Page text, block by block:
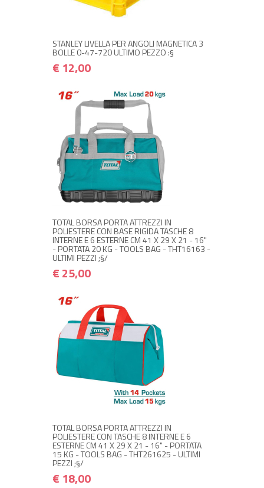
STANLEY LIVELLA PER ANGOLI MAGNETICA 3
BOLLE 0-47-720 ULTIMO PEZZO :§
€ 12,00
TOTAL BORSA PORTA ATTREZZI IN
POLIESTERE CON BASE RIGIDA TASCHE 8
INTERNE E 6 ESTERNE CM 41 X 29 X 21 - 16"
- PORTATA 20 KG - TOOLS BAG - THT16163 -
ULTIMI PEZZI ;§/
€ 25,00
+ ACQUISTA
TOTAL BORSA PORTA ATTREZZI IN
POLIESTERE CON TASCHE 8 INTERNE E 6
ESTERNE CM 41 X 29 X 21 - 16" - PORTATA
15 KG - TOOLS BAG - THT261625 - ULTIMI
PEZZI ;§/
€ 18,00
+ ACQUISTA